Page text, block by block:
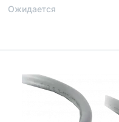
Ожидается